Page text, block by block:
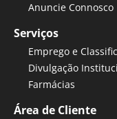
Anuncie Connosco
Serviços
Emprego e
Divulgação
Farmácias
Área de Cliente